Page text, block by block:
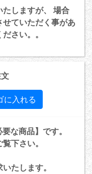
しますが、 場合
ていただく事があ
さい。。
な商品】です。
覧下さい。
たします。